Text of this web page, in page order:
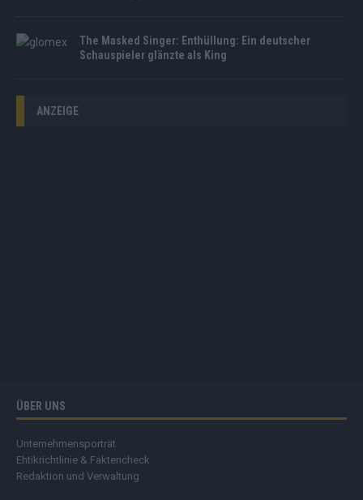
The Masked Singer: Enthüllung: Ein deutscher
Schauspieler glänzte als King
ANZEIGE
ÜBER UNS
Unternehmensporträt
Ehtikrichtlinie & Faktencheck
Redaktion und Verwaltung